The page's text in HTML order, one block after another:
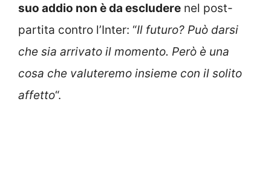
suo addio non è da escludere nel post-
partita contro l’Inter: “Il futuro? Può darsi
che sia arrivato il momento. Però è una
cosa che valuteremo insieme con il solito
affetto“.